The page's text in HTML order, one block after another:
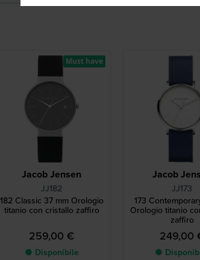
Jacob Jensen
JJ182
182 Classic 37 mm Orologio
titanio con cristallo zaffiro
259,00 €
● Disponibile
Must have
Jacob
JJ173
173
Orologio titanio
zaffiro
249,00
●